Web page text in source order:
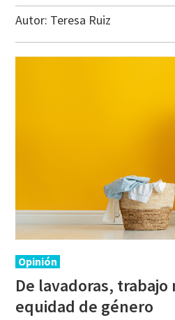
Autor: Teresa Ruiz
Opinión
De lavadoras,
equidad de género